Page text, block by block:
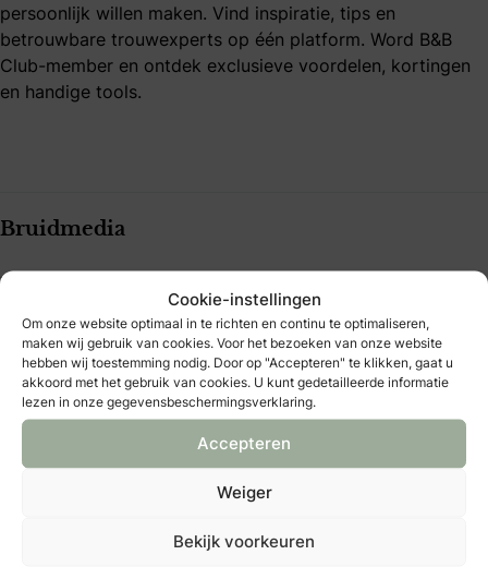
Cookie-instellingen
Om onze website optimaal in te richten en continu te optimaliseren,
maken wij gebruik van cookies. Voor het bezoeken van onze website
hebben wij toestemming nodig. Door op "Accepteren" te klikken, gaat u
akkoord met het gebruik van cookies. U kunt gedetailleerde informatie
lezen in onze gegevensbeschermingsverklaring.
Accepteren
Weiger
Bekijk voorkeuren
persoonlijk willen maken. Vind inspiratie, tips en
betrouwbare trouwexperts op één platform. Word B&B
Club-member en ontdek exclusieve voordelen, kortingen
en handige tools.
Bruidmedia
Trouwexperts – business login
Adverteren
Vacatures & stages
Privacybeleid
Algemene Voorwaarden
Publicatieprincipes